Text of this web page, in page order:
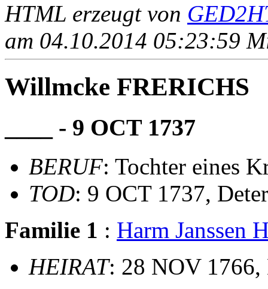
HTML erzeugt von
am 04.10.2014 05:23:59
Willmcke FRERICHS
____ - 9 OCT 1737
BERUF: Tochter eines
TOD: 9 OCT 1737,
Familie 1 : Harm Janssen
HEIRAT: 28 NOV